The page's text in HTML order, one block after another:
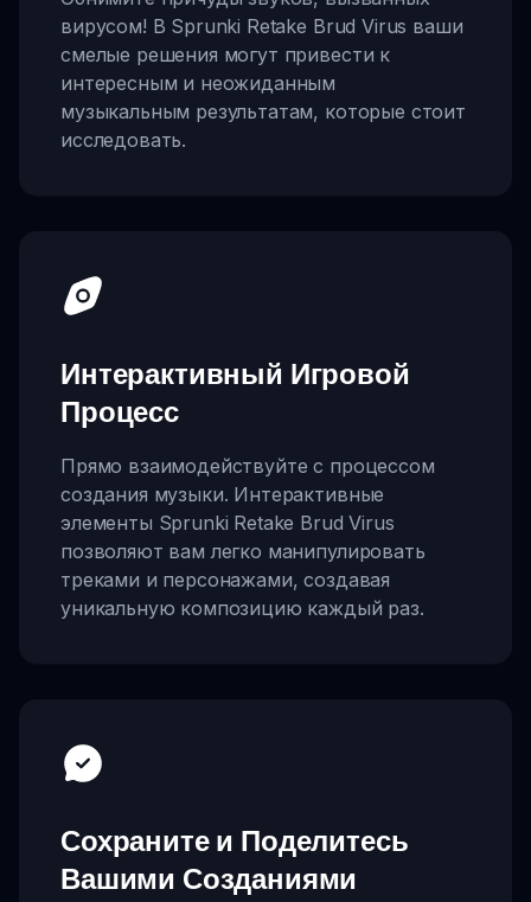
вирусом! В Sprunki Retake Brud Virus ваши
смелые решения могут привести к
интересным и неожиданным
музыкальным результатам, которые стоит
исследовать.
Интерактивный Игровой
Процесс
Прямо взаимодействуйте с процессом
создания музыки. Интерактивные
элементы Sprunki Retake Brud Virus
позволяют вам легко манипулировать
треками и персонажами, создавая
уникальную композицию каждый раз.
Сохраните и Поделитесь
Вашими Созданиями